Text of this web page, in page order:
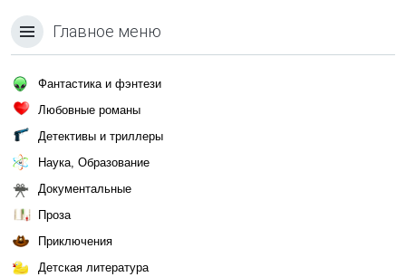
Главное меню
Фантастика и фэнтези
Любовные романы
Детективы и триллеры
Наука, Образование
Документальные
Проза
Приключения
Детская литература